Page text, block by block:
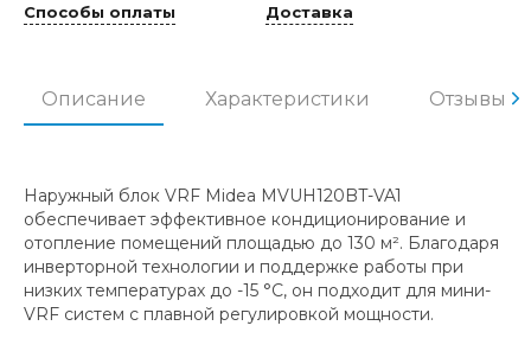
Способы оплаты Доставка
Описание Характеристики Отзывы
Наружный блок VRF Midea MVUH120BT-VA1
обеспечивает эффективное кондиционирование и
отопление помещений площадью до 130 м². Благодаря
инверторной технологии и поддержке работы при
низких температурах до -15 °C, он подходит для мини-
VRF систем с плавной регулировкой мощности.